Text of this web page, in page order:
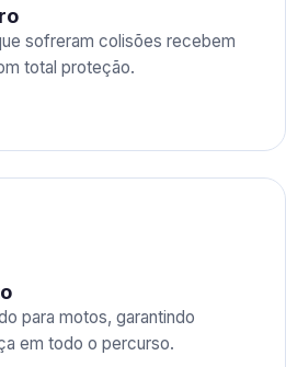
sofreram colisões recebem
total proteção.
para motos, garantindo
em todo o percurso.